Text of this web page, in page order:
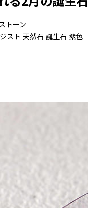
トーン
スト 天然石 誕生石 紫色